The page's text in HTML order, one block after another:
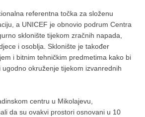
referentna točka za složenu
a UNICEF je obnovio podrum Centra
sklonište tijekom zračnih napada,
i osoblja. Sklonište je također
i bitnim tehničkim predmetima kako bi
okruženje tijekom izvanrednih
centru u Mikolajevu,
da su ovakvi prostori osnovani u 10